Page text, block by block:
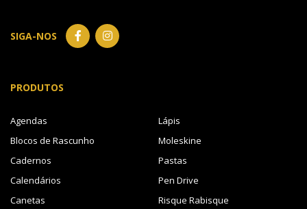
SIGA-NOS
PRODUTOS
Agendas
Blocos de Rascunho
Cadernos
Calendários
Canetas
Lápis
Moleskine
Pastas
Pen Drive
Risque Rabisque